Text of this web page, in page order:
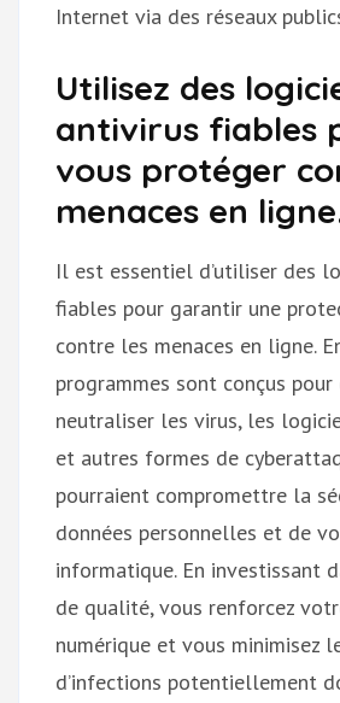
Internet via des réseaux
Utilisez des
antivirus fiables
vous protéger
menaces en
Il est essentiel d’utiliser des
fiables pour garantir une
contre les menaces en ligne.
programmes sont conçus
neutraliser les virus, les
et autres formes de
pourraient compromettre la
données personnelles et de
informatique. En investissant
de qualité, vous renforcez
numérique et vous minimisez
d’infections potentiellement